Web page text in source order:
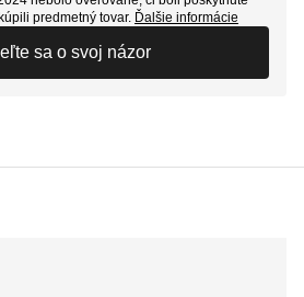
predmetný tovar. Ďalšie informácie
sa o svoj názor